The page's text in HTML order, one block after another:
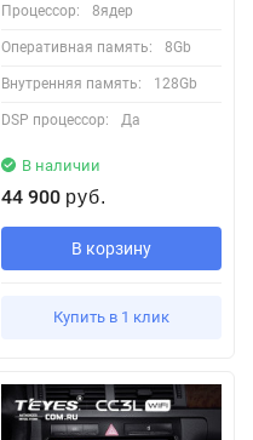
Процессор: 8ядер
Оперативная память: 8Gb
Внутренняя память: 128Gb
DSP процессор: Да
В наличии
44 900 руб.
В корзину
Купить в 1 клик